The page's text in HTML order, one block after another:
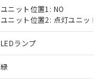
ユニット位置1: NO
ユニット位置2: 点灯ユニット
LEDランプ
緑